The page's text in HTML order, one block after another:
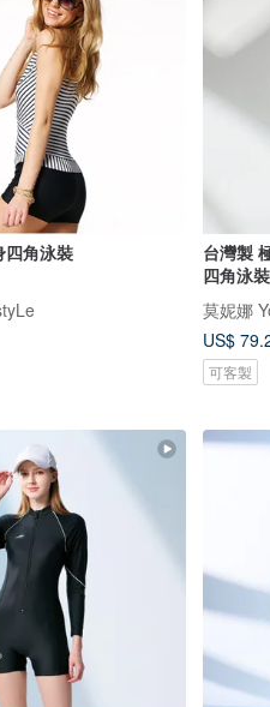
四角泳裝
台灣製
四角泳裝
莫妮娜
US$
可客製